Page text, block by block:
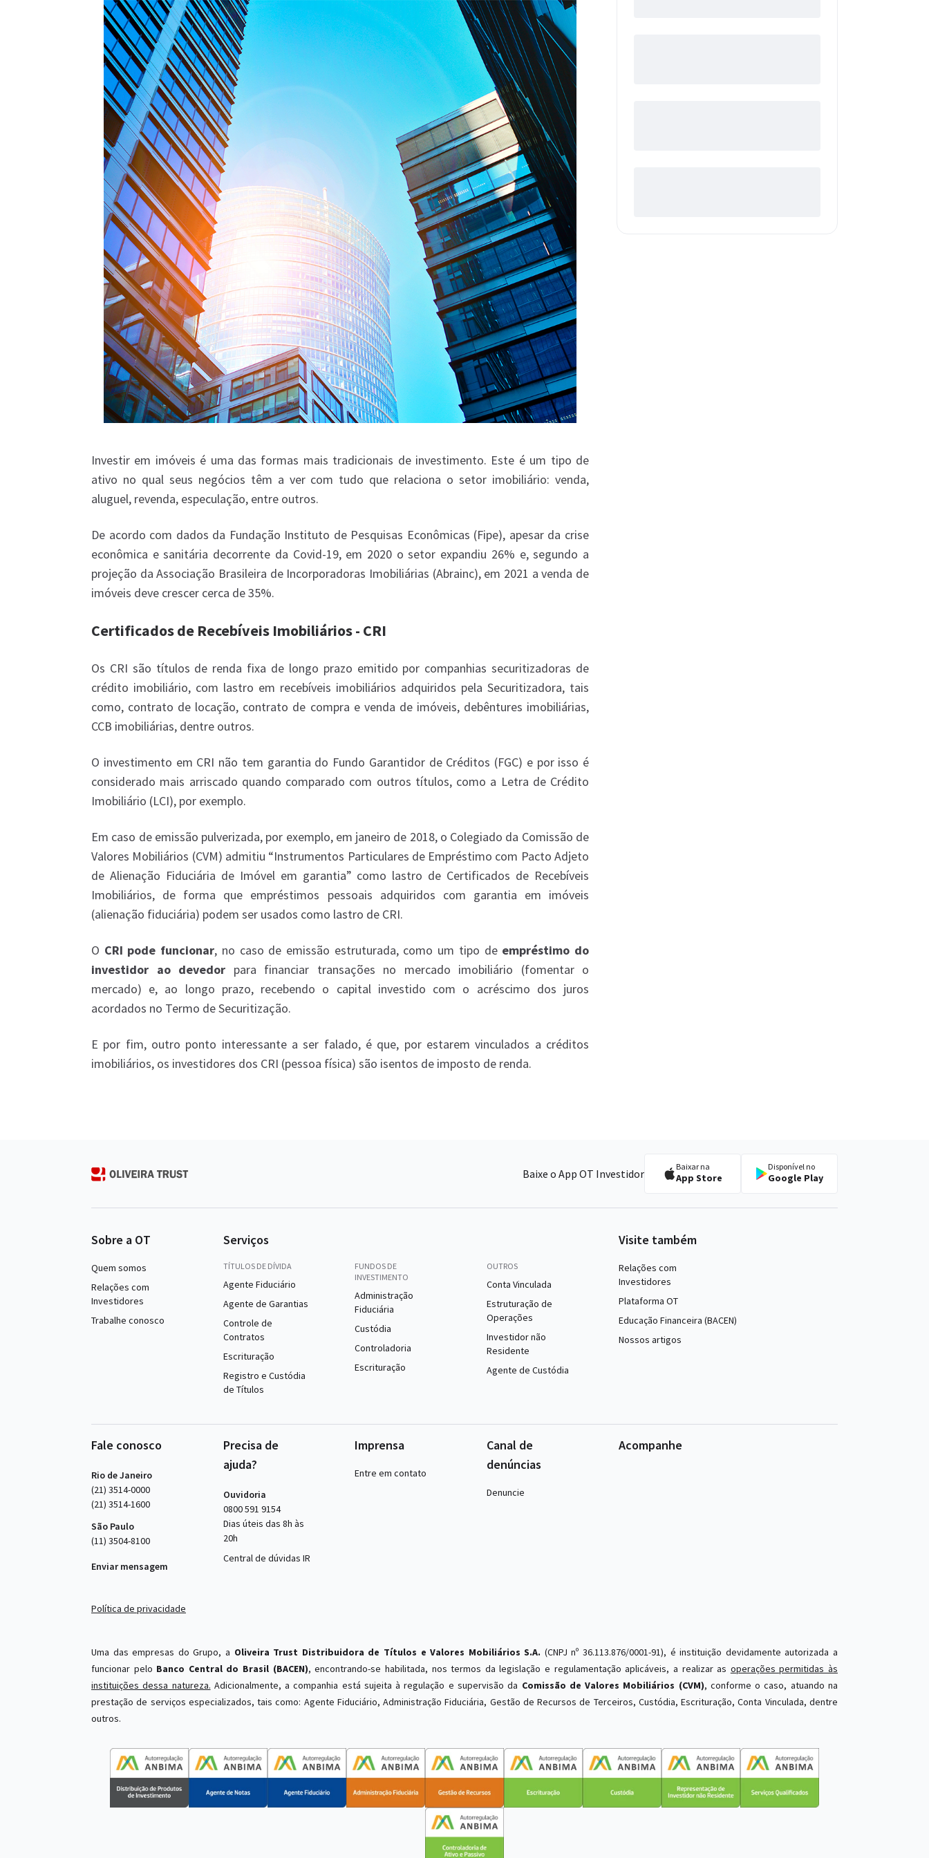
Investir em imóveis é uma das formas mais tradicionais de investimento. Este é um tipo de
ativo no qual seus negócios têm a ver com tudo que relaciona o setor imobiliário: venda,
aluguel, revenda, especulação, entre outros.
De acordo com dados da Fundação Instituto de Pesquisas Econômicas (Fipe), apesar da crise
econômica e sanitária decorrente da Covid-19, em 2020 o setor expandiu 26% e, segundo a
projeção da Associação Brasileira de Incorporadoras Imobiliárias (Abrainc), em 2021 a venda de
imóveis deve crescer cerca de 35%.
Certificados de Recebíveis Imobiliários - CRI
Os CRI são títulos de renda fixa de longo prazo emitido por companhias securitizadoras de
crédito imobiliário, com lastro em recebíveis imobiliários adquiridos pela Securitizadora, tais
como, contrato de locação, contrato de compra e venda de imóveis, debêntures imobiliárias,
CCB imobiliárias, dentre outros.
O investimento em CRI não tem garantia do Fundo Garantidor de Créditos (FGC) e por isso é
considerado mais arriscado quando comparado com outros títulos, como a Letra de Crédito
Imobiliário (LCI), por exemplo.
Em caso de emissão pulverizada, por exemplo, em janeiro de 2018, o Colegiado da Comissão de
Valores Mobiliários (CVM) admitiu “Instrumentos Particulares de Empréstimo com Pacto Adjeto
de Alienação Fiduciária de Imóvel em garantia” como lastro de Certificados de Recebíveis
Imobiliários, de forma que empréstimos pessoais adquiridos com garantia em imóveis
(alienação fiduciária) podem ser usados como lastro de CRI.
O CRI pode funcionar, no caso de emissão estruturada, como um tipo de empréstimo do
investidor ao devedor para financiar transações no mercado imobiliário (fomentar o
mercado) e, ao longo prazo, recebendo o capital investido com o acréscimo dos juros
acordados no Termo de Securitização.
E por fim, outro ponto interessante a ser falado, é que, por estarem vinculados a créditos
imobiliários, os investidores dos CRI (pessoa física) são isentos de imposto de renda.
Baixe o App OT Investidor
Baixar na
App Store
Disponível no
Google Play
Sobre a OT
Quem somos
Relações com
Investidores
Trabalhe conosco
Serviços
TÍTULOS DE DÍVIDA
Agente Fiduciário
Agente de Garantias
Controle de
Contratos
Escrituração
Registro e Custódia
de Títulos
FUNDOS DE
INVESTIMENTO
Administração
Fiduciária
Custódia
Controladoria
Escrituração
OUTROS
Conta Vinculada
Estruturação de
Operações
Investidor não
Residente
Agente de Custódia
Visite também
Relações com
Investidores
Plataforma OT
Educação Financeira (BACEN)
Nossos artigos
Fale conosco
Rio de Janeiro
(21) 3514-0000
(21) 3514-1600
São Paulo
(11) 3504-8100
Enviar mensagem
Precisa de
ajuda?
Ouvidoria
0800 591 9154
Dias úteis das 8h às
20h
Central de dúvidas IR
Imprensa
Entre em contato
Canal de
denúncias
Denuncie
Acompanhe
Política de privacidade
Uma das empresas do Grupo, a Oliveira Trust Distribuidora de Títulos e Valores Mobiliários S.A. (CNPJ nº 36.113.876/0001-91), é instituição devidamente autorizada a
funcionar pelo Banco Central do Brasil (BACEN), encontrando-se habilitada, nos termos da legislação e regulamentação aplicáveis, a realizar as operações permitidas às
instituições dessa natureza. Adicionalmente, a companhia está sujeita à regulação e supervisão da Comissão de Valores Mobiliários (CVM), conforme o caso, atuando na
prestação de serviços especializados, tais como: Agente Fiduciário, Administração Fiduciária, Gestão de Recursos de Terceiros, Custódia, Escrituração, Conta Vinculada, dentre
outros.